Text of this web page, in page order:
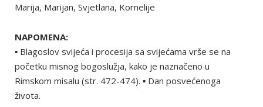
Marija, Marijan, Svjetlana, Kornelije
NAPOMENA:
▪ Blagoslov svijeća i procesija sa svijećama vrše se na
početku misnog bogoslužja, kako je naznačeno u
Rimskom misalu (str. 472-474). ▪ Dan posvećenoga
života.